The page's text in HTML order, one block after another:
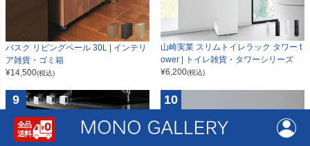
バスク リビングペール 30L | インテリ
ア雑貨・ゴミ箱
¥14,500(税込)
山崎実業 スリムトイレラック タワー t
ower | トイレ雑貨・タワーシリーズ
¥6,200(税込)
9 10